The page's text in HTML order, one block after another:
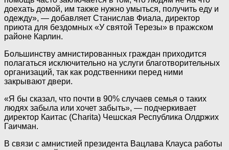
доехать домой, им также нужно умыться, получить еду и
одежду», — добавляет Станислав Фиала, директор
приюта для бездомных «У святой Терезы» в пражском
районе Карлин.
Большинству амнистированных граждан приходится
полагаться исключительно на услуги благотворительных
организаций, так как родственники перед ними
закрывают двери.
«Я бы сказал, что почти в 90% случаев семья о таких
людях забыла или хочет забыть», — подчеркивает
директор Каитас (Charita) Чешская Республика Олдржих
Гаичман.
В связи с амнистией президента Вацлава Клауса работы